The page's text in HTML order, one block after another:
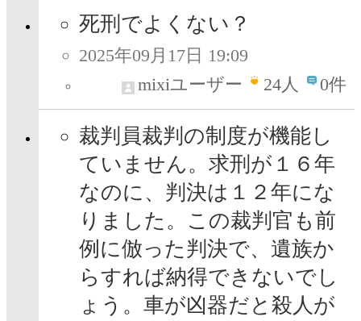
死刑でよくない？
2025年09月17日 19:09
mixiユーザー
24人 0件
裁判員裁判の制度が機能し
ていません。求刑が１６年
なのに、判決は１２年にな
りました。この裁判官も前
例に倣った判決で、遺族か
らすれば納得できないでし
ょう。車が凶器だと殺人が